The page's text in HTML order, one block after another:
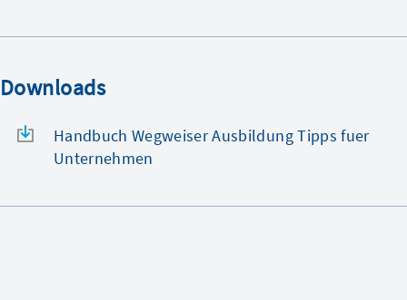
Downloads
Handbuch Wegweiser Ausbildung Tipps fuer
Unternehmen